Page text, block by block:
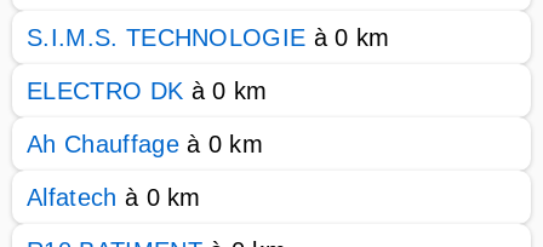
S.I.M.S. TECHNOLOGIE à 0 km
ELECTRO DK à 0 km
Ah Chauffageà 0 km
Alfatech à 0 km